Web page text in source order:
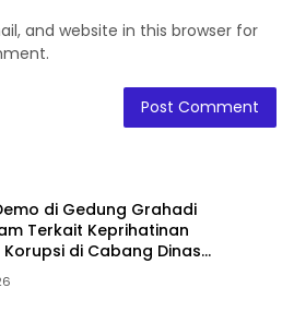
and website in this browser for
di Gedung Grahadi
Terkait Keprihatinan
di Cabang Dinas